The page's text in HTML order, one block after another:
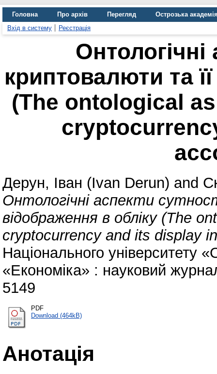
Головна Про архів Перегляд
Острозька
Вхід в систему
Реєстрація
криптовалюти та
(The ontological
Дерун, Іван (Ivan Derun) and
Oнтологічні аспекти
відображення в обліку (The
cryptocurrency and its display
Національного університету
«Економіка» : науковий
5149
PDF
Download (464kB)
Анотація